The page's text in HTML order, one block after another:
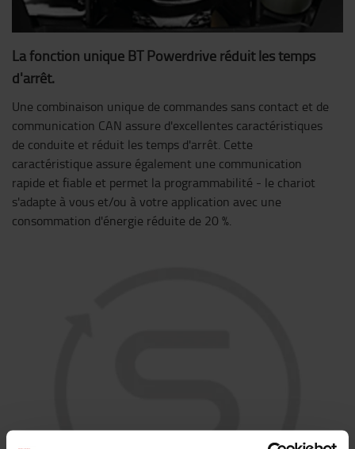
La fonction unique BT Powerdrive réduit les temps
d'arrêt.
Une combinaison unique de commandes sans contact et de
communication CAN assure d'excellentes caractéristiques
de conduite et réduit les temps d'arrêt. Cette
caractéristique assure également une communication
rapide et fiable et permet la programmabilité - le chariot
s'adapte à vous et/ou à votre application avec une
consommation d'énergie réduite de 20 %.